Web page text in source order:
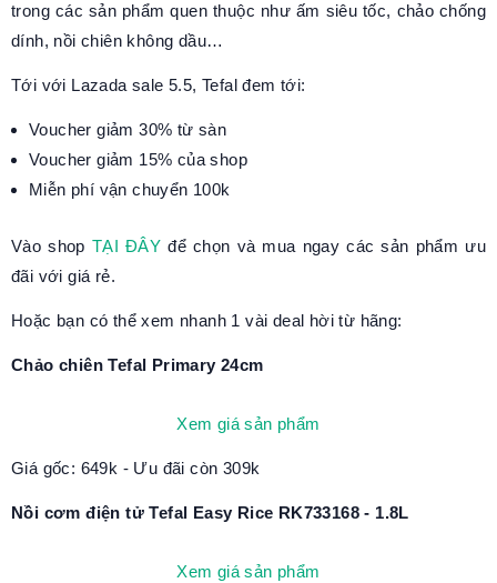
trong các sản phẩm quen thuộc như ấm siêu tốc, chảo chống
dính, nồi chiên không dầu…
Tới với Lazada sale 5.5, Tefal đem tới:
Voucher giảm 30% từ sàn
Voucher giảm 15% của shop
Miễn phí vận chuyển 100k
Vào shop TẠI ĐÂY để chọn và mua ngay các sản phẩm ưu
đãi với giá rẻ.
Hoặc bạn có thể xem nhanh 1 vài deal hời từ hãng:
Chảo chiên Tefal Primary 24cm
Xem giá sản phẩm
Giá gốc: 649k - Ưu đãi còn 309k
Nồi cơm điện tử Tefal Easy Rice RK733168 - 1.8L
Xem giá sản phẩm